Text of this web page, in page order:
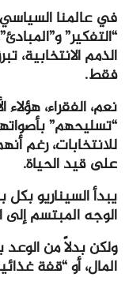
في عالمنا
“التفكير”
الذمم الانتخابية،
فقط.
نعم، الفقراء،
“تسليحهم”
للانتخابات، رغم
على قيد الحياة.
يبدأ السيناريو
الوجه المبتسم إلى
ولكن بدلاً من
المال، أو “قفة